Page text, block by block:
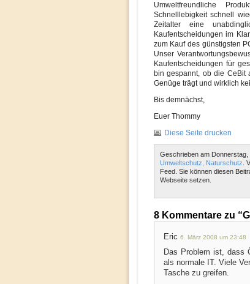
Umweltfreundliche
Schnelllebigkeit schnell
Zeitalter eine
Kaufentscheidungen im
zum Kauf des günstigsten
Unser
Kaufentscheidungen für
bin gespannt, ob die CeBit
Genüge trägt und wirklich
Bis demnächst,
Euer Thommy
Diese Seite drucken
Geschrieben am
Umweltschutz, Naturschutz .
Feed. Sie können diesen
Webseite setzen.
8 Kommentare zu
Eric 6. März 2008 um 23:48
Das Problem ist, dass
als normale IT. Viele
Tasche zu greifen.